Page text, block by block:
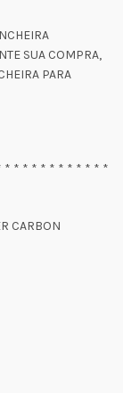
SUA COMPRA,
PARA
* * * * * * * * * * * *
CARBON